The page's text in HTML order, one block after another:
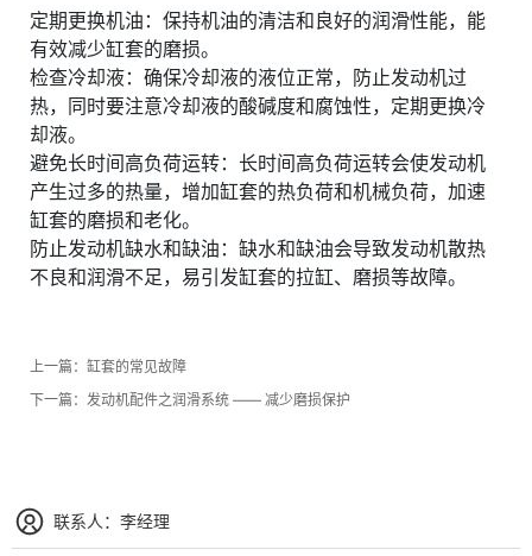
定期更换机油：保持机油的清洁和良好的润滑性能，能
有效减少缸套的磨损。
检查冷却液：确保冷却液的液位正常，防止发动机过
热，同时要注意冷却液的酸碱度和腐蚀性，定期更换冷
却液。
避免长时间高负荷运转：长时间高负荷运转会使发动机
产生过多的热量，增加缸套的热负荷和机械负荷，加速
缸套的磨损和老化。
防止发动机缺水和缺油：缺水和缺油会导致发动机散热
不良和润滑不足，易引发缸套的拉缸、磨损等故障。
上一篇： 缸套的常见故障
下一篇： 发动机配件之润滑系统 —— 减少磨损保护
联系人：李经理